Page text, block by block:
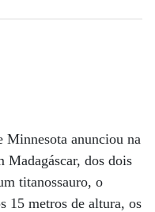
Minnesota anunciou na
Madagáscar, dos dois
titanossauro, o
15 metros de altura, os